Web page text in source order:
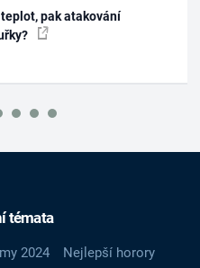
pak atakování
témata
2024
Nejlepší horory